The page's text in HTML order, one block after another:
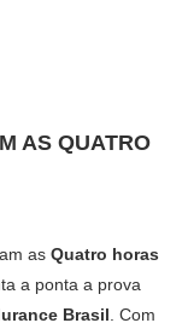
AS QUATRO
as Quatro horas
a ponta a prova
Brasil . Com